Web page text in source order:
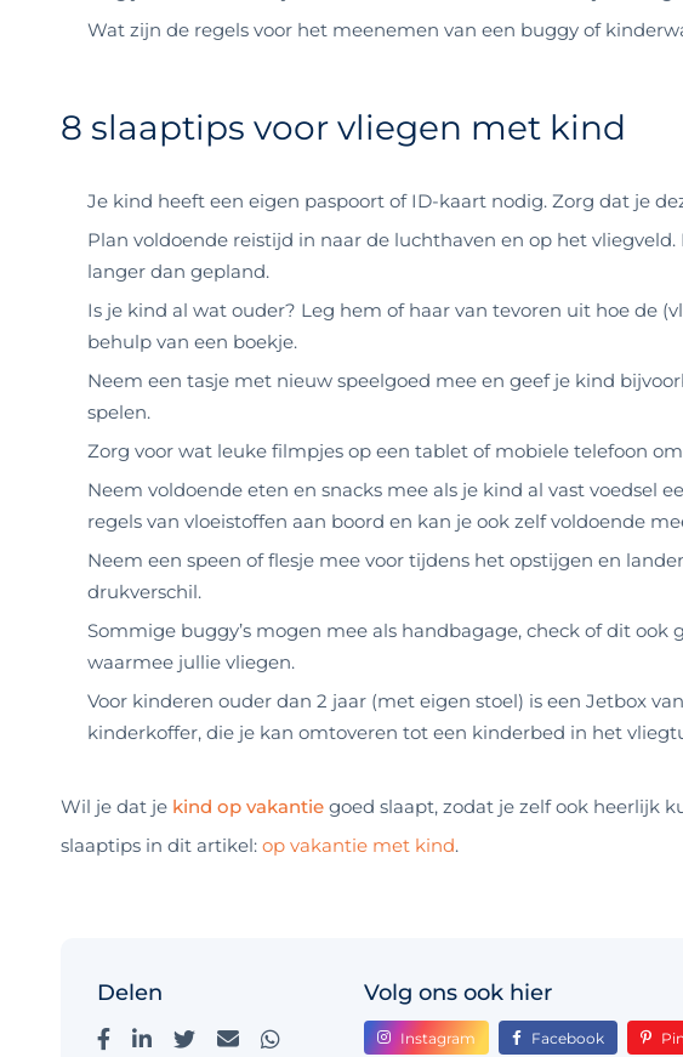
Wat zijn de regels voor het meenemen van een buggy of
8 slaaptips voor vliegen met kind
Je kind heeft een eigen paspoort of ID-kaart nodig. Zorg dat je
Plan voldoende reistijd in naar de luchthaven en op het
langer dan gepland.
Is je kind al wat ouder? Leg hem of haar van tevoren uit hoe de
behulp van een boekje.
Neem een tasje met nieuw speelgoed mee en geef je kind
spelen.
Zorg voor wat leuke filmpjes op een tablet of mobiele telefoon
Neem voldoende eten en snacks mee als je kind al vast voedsel
regels van vloeistoffen aan boord en kan je ook zelf voldoende
Neem een speen of flesje mee voor tijdens het opstijgen en
drukverschil.
Sommige buggy’s mogen mee als handbagage, check of dit
waarmee jullie vliegen.
Voor kinderen ouder dan 2 jaar (met eigen stoel) is een Jetbox
kinderkoffer, die je kan omtoveren tot een kinderbed in het
Wil je dat je kind op vakantie goed slaapt, zodat je zelf ook heerlijk
slaaptips in dit artikel: op vakantie met kind.
Delen Volg ons ook hier
Instagram Facebook